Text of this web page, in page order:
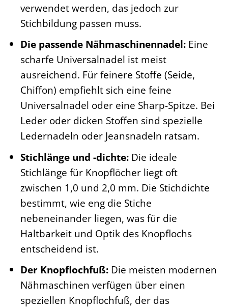
verwendet werden, das jedoch zur
Stichbildung passen muss.
Die passende Nähmaschinennadel:Eine
scharfe Universalnadel ist meist
ausreichend. Für feinere Stoffe (Seide,
Chiffon) empfiehlt sich eine feine
Universalnadel oder eine Sharp-Spitze. Bei
Leder oder dicken Stoffen sind spezielle
Ledernadeln oder Jeansnadeln ratsam.
Stichlänge und -dichte:Die ideale
Stichlänge für Knopflöcher liegt oft
zwischen 1,0 und 2,0 mm. Die Stichdichte
bestimmt, wie eng die Stiche
nebeneinander liegen, was für die
Haltbarkeit und Optik des Knopflochs
entscheidend ist.
Der Knopflochfuß:Die meisten modernen
Nähmaschinen verfügen über einen
speziellen Knopflochfuß, der das